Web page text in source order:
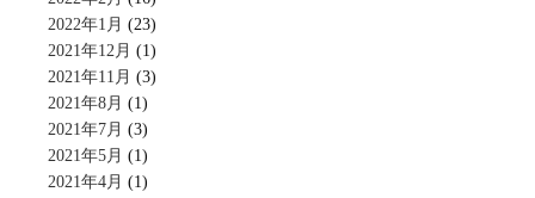
2022年1月 (23)
2021年12月 (1)
2021年11月 (3)
2021年8月 (1)
2021年7月 (3)
2021年5月 (1)
2021年4月 (1)